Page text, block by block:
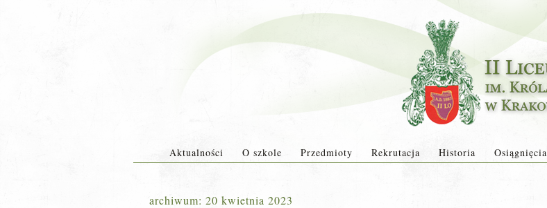
Aktualności O szkole Przedmioty Rekrutacja Historia Osiągnięcia
archiwum: 20 kwietnia 2023